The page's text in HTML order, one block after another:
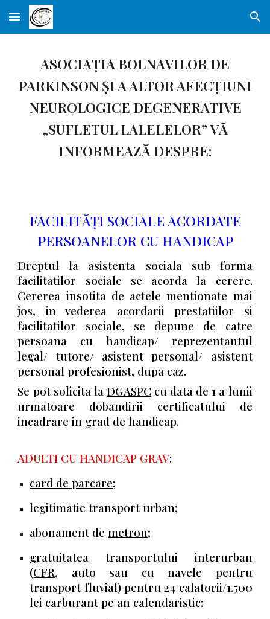
Skip to main content Skip to navigation
ASOCIAȚIA BOLNAVILOR DE
PARKINSON ȘI A ALTOR AFECȚIUNI
NEUROLOGICE DEGENERATIVE
„SUFLETUL LALELELOR” VĂ
INFORMEAZĂ DESPRE:
FACILITĂȚI SOCIALE ACORDATE
PERSOANELOR CU HANDICAP
Dreptul la asistenta sociala sub forma
facilitatilor sociale se acorda la cerere.
Cererea insotita de actele mentionate mai
jos, in vederea acordarii prestatiilor si
facilitatilor sociale, se depune de catre
persoana cu handicap/ reprezentantul
legal/ tutore/ asistent personal/ asistent
personal profesionist, dupa caz.
Se pot solicita la DGASPC cu data de 1 a lunii
urmatoare dobandirii certificatului de
incadrare in grad de handicap.
ADULTI CU HANDICAP GRAV:
card de parcare;
legitimatie transport urban;
abonament demetrou;
gratuitatea transportului interurban
(CFR, auto sau cu navele pentru
transport fluvial) pentru 24 calatorii/1.500
lei carburant pe an calendaristic;